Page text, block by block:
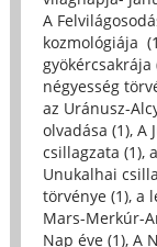
A
kozmológiája
gyökércsakrája
négyesség
az Uránusz-
olvadása (1), A
csillagzata (1),
Unukalhai
törvénye (1), a
Mars-Merkúr-
Nap éve (1), A